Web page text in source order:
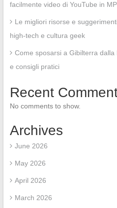
facilmente video di YouTube in
Le migliori risorse e
high-tech e cultura geek
Come sposarsi a Gibilterra
e consigli pratici
Recent
No comments to show.
Archives
June 2026
May 2026
April 2026
March 2026